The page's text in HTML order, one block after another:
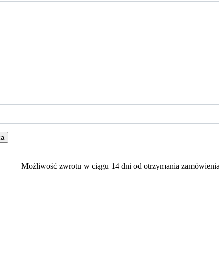
Możliwość zwrotu w ciągu 14 dni od otrzymania